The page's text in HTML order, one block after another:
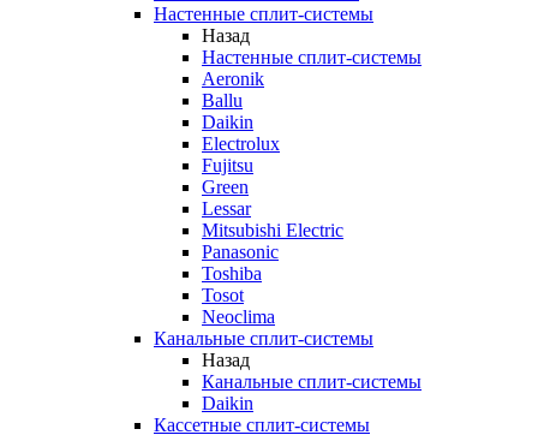
Настенные сплит-системы
Назад
Настенные сплит-системы
Aeronik
Ballu
Daikin
Electrolux
Fujitsu
Green
Lessar
Mitsubishi Electric
Panasonic
Toshiba
Tosot
Neoclima
Канальные сплит-системы
Назад
Канальные сплит-системы
Daikin
Кассетные сплит-системы